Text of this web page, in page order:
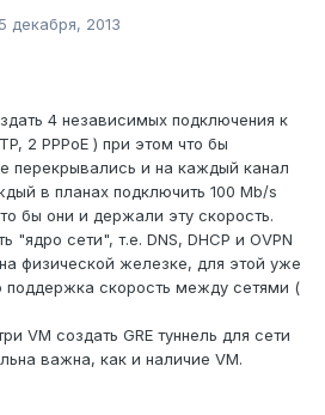
декабря, 2013
4 независимых подключения к
2 PPPoE ) при этом что бы
перекрывались и на каждый канал
в планах подключить 100 Mb/s
бы они и держали эту скорость.
"ядро сети", т.е. DNS, DHCP и OVPN
физической железке, для этой уже
поддержка скорость между сетями (
VM создать GRE туннель для сети
важна, как и наличие VM.